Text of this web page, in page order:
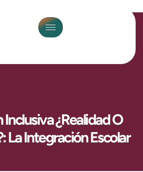
Inclusiva ¿realidad O
La Integración Escolar